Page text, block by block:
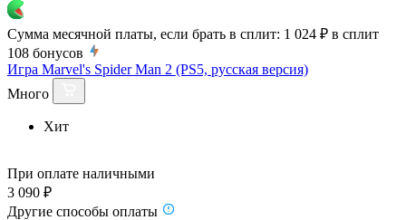
Сумма месячной платы, если брать в сплит: 1 024 ₽ в сплит
108 бонусов
Игра Marvel's Spider Man 2 (PS5, русская версия)
Много
Хит
При оплате наличными
3 090 ₽
Другие способы оплаты